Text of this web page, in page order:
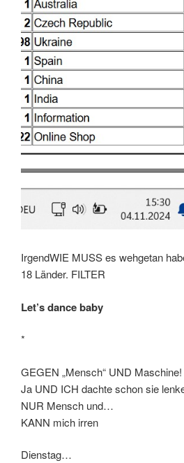
IrgendWIE MUSS es wehgetan
18 Länder. FILTER
Let’s dance baby
*
GEGEN „Mensch“ UND Maschine!
Ja UND ICH dachte schon sie
NUR Mensch und…
KANN mich irren
Dienstag…